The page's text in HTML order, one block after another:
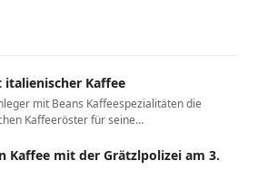
italienischer Kaffee
mit Beans Kaffeespezialitäten die
Kaffeeröster für seine…
Kaffee mit der Grätzlpolizei am 3.